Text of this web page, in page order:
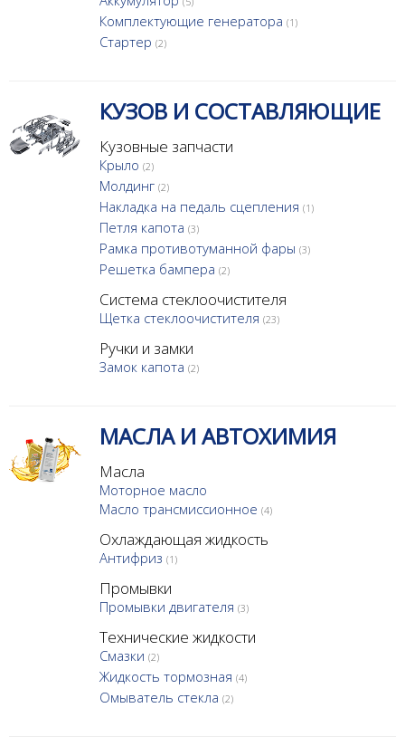
Комплектующие генератора (1)
Стартер (2)
КУЗОВ И СОСТАВЛЯЮЩИЕ
Кузовные запчасти
Крыло (2)
Молдинг (2)
Накладка на педаль сцепления (1)
Петля капота (3)
Рамка противотуманной фары (3)
Решетка бампера (2)
Система стеклоочистителя
Щетка стеклоочистителя (23)
Ручки и замки
Замок капота (2)
МАСЛА И АВТОХИМИЯ
Масла
Моторное масло
Масло трансмиссионное (4)
Охлаждающая жидкость
Антифриз (1)
Промывки
Промывки двигателя (3)
Технические жидкости
Смазки (2)
Жидкость тормозная (4)
Омыватель стекла (2)